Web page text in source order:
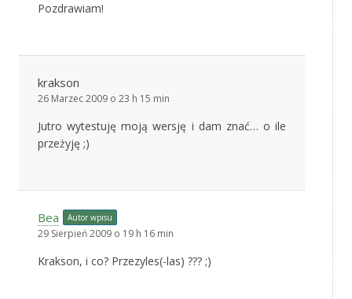
Pozdrawiam!
krakson
26 Marzec 2009 o 23 h 15 min
Jutro wytestuję moją wersję i dam znać… o ile
przeżyję ;)
Bea Autor wpisu
29 Sierpień 2009 o 19 h 16 min
Krakson, i co? Przezyles(-las) ??? ;)